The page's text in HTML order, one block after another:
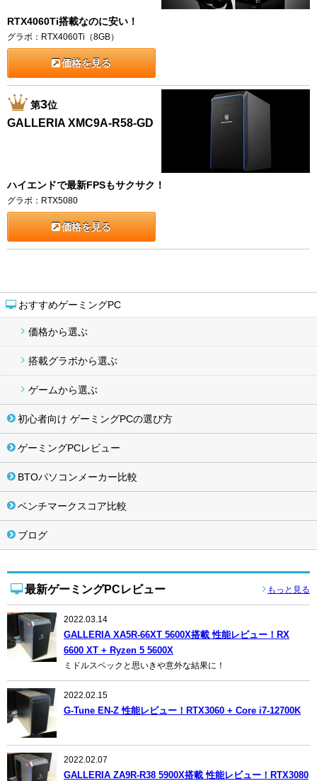
おすすめゲーミングPC
価格から選ぶ
搭載グラボから選ぶ
ゲームから選ぶ
初心者向け ゲーミングPCの選び方
ゲーミングPCレビュー
BTOパソコンメーカー比較
ベンチマークスコア比較
ブログ
最新ゲーミングPCレビュー もっと見る
2022.03.14
GALLERIA XA5R-66XT 5600X搭載 性能レビュー！RX
6600 XT + Ryzen 5 5600X
ミドルスペックと思いきや意外な結果に！
2022.02.15
G-Tune EN-Z 性能レビュー！RTX3060 + Core i7-12700K
2022.02.07
GALLERIA ZA9R-R38 5900X搭載 性能レビュー！RTX3080
RTX4060Ti搭載なのに安い！
グラボ：RTX4060Ti（8GB）
価格を見る
第3位
GALLERIA XMC9A-R58-GD
ハイエンドで最新FPSもサクサク！
グラボ：RTX5080
価格を見る